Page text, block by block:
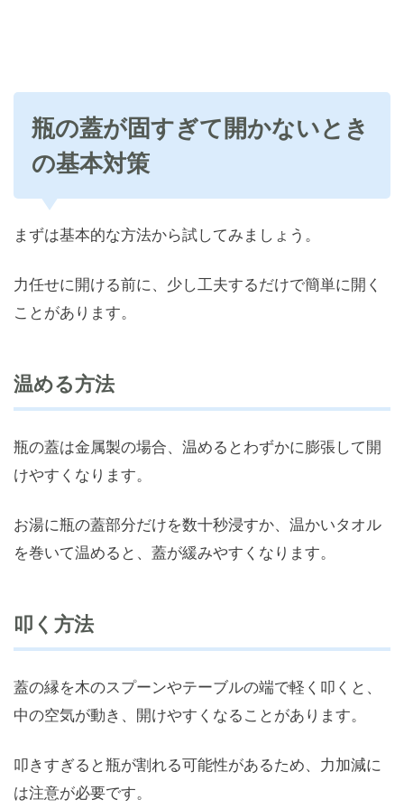
瓶の蓋が固すぎて開かないとき
の基本対策
まずは基本的な方法から試してみましょう。
力任せに開ける前に、少し工夫するだけで簡単に開く
ことがあります。
温める方法
瓶の蓋は金属製の場合、温めるとわずかに膨張して開
けやすくなります。
お湯に瓶の蓋部分だけを数十秒浸すか、温かいタオル
を巻いて温めると、蓋が緩みやすくなります。
叩く方法
蓋の縁を木のスプーンやテーブルの端で軽く叩くと、
中の空気が動き、開けやすくなることがあります。
叩きすぎると瓶が割れる可能性があるため、力加減に
は注意が必要です。